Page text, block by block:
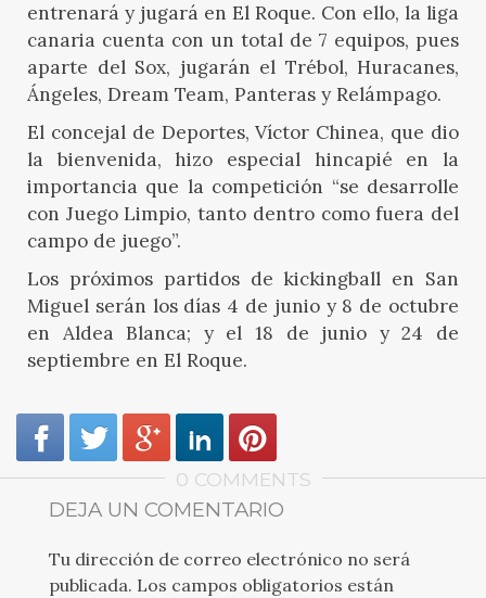
entrenará y jugará en El Roque. Con ello, la liga
canaria cuenta con un total de 7 equipos, pues
aparte del Sox, jugarán el Trébol, Huracanes,
Ángeles, Dream Team, Panteras y Relámpago.
El concejal de Deportes, Víctor Chinea, que dio
la bienvenida, hizo especial hincapié en la
importancia que la competición “se desarrolle
con Juego Limpio, tanto dentro como fuera del
campo de juego”.
Los próximos partidos de kickingball en San
Miguel serán los días 4 de junio y 8 de octubre
en Aldea Blanca; y el 18 de junio y 24 de
septiembre en El Roque.
0 COMMENTS
DEJA UN COMENTARIO
Tu dirección de correo electrónico no será
publicada. Los campos obligatorios están